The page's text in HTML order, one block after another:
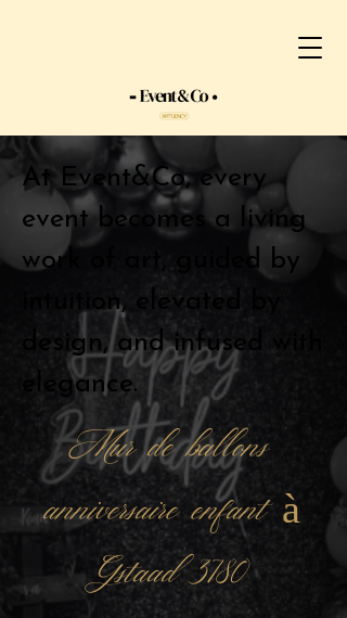
At Event&Co, every
event becomes a living
work of art, guided by
intuition, elevated by
design, and infused with
elegance.
Mur de ballons
anniversaire enfant à
Gstaad 3780